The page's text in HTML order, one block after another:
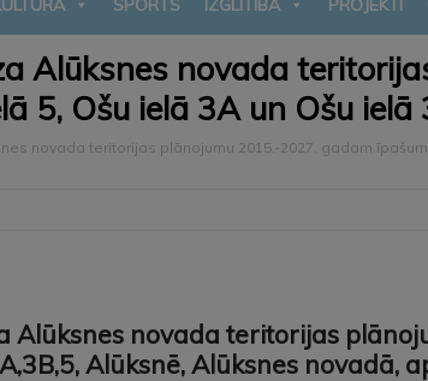
SPORTS IZGLĪTĪBA PROJEKTI
Alūksnes novada
5, Ošu ielā 3A un Ošu
novada teritorijas plānojumu 2015.-2027. gadam
Alūksnes novada teritorijas
Alūksnē, Alūksnes